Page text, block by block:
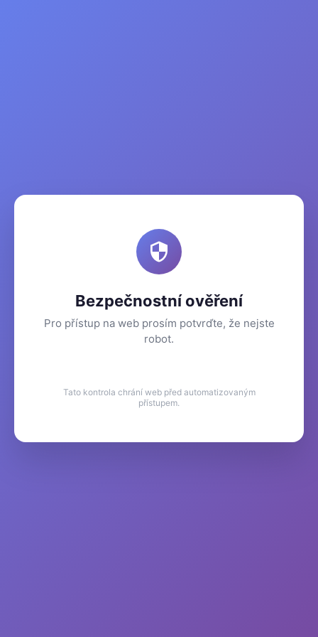
Bezpečnostní ověření
Pro přístup na web prosím potvrďte, že nejste
robot.
Tato kontrola chrání web před automatizovaným
přístupem.